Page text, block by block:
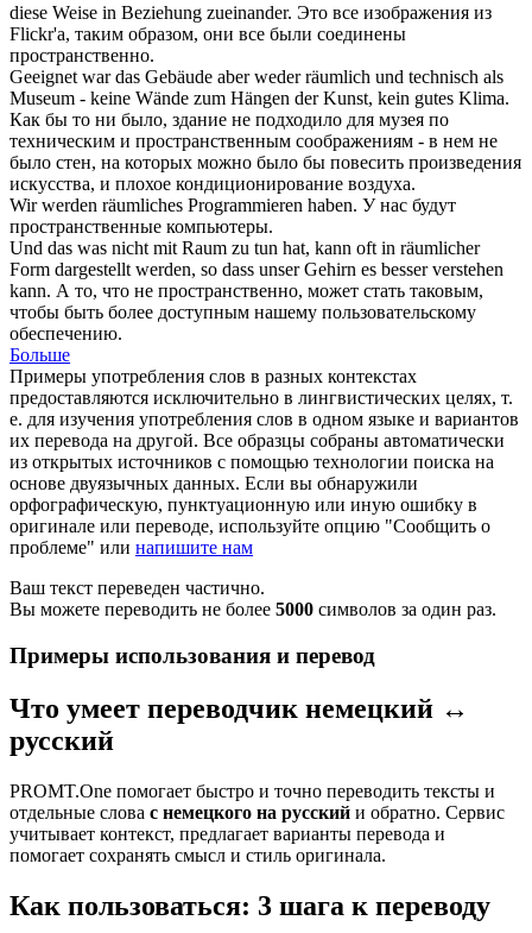
diese Weise in Beziehung zueinander. Это все изображения из
Flickr'a, таким образом, они все были соединены
пространственно.
Geeignet war das Gebäude aber wederräumlich und technisch als
Museum - keine Wände zum Hängen der Kunst, kein gutes Klima.
Как бы то ни было, здание не подходило для музея по
техническим и пространственным соображениям - в нем не
было стен, на которых можно было бы повесить произведения
искусства, и плохое кондиционирование воздуха.
Wir werden räumliches Programmieren haben. У нас будут
пространственные компьютеры.
Und das was nicht mit Raum zu tun hat, kann oft in räumlicher
Form dargestellt werden, so dass unser Gehirn es besser verstehen
kann. А то, что не пространственно, может стать таковым,
чтобы быть более доступным нашему пользовательскому
обеспечению.
Больше
Примеры употребления слов в разных контекстах
предоставляются исключительно в лингвистических целях, т.
е. для изучения употребления слов в одном языке и вариантов
их перевода на другой. Все образцы собраны автоматически
из открытых источников с помощью технологии поиска на
основе двуязычных данных. Если вы обнаружили
орфографическую, пунктуационную или иную ошибку в
оригинале или переводе, используйте опцию "Сообщить о
проблеме" или напишите нам
Ваш текст переведен частично.
Вы можете переводить не более 5000 символов за один раз.
Примеры использования и перевод
Что умеет переводчик немецкий ↔
русский
PROMT.One помогает быстро и точно переводить тексты и
отдельные слова с немецкого на русский и обратно. Сервис
учитывает контекст, предлагает варианты перевода и
помогает сохранять смысл и стиль оригинала.
Как пользоваться: 3 шага к переводу